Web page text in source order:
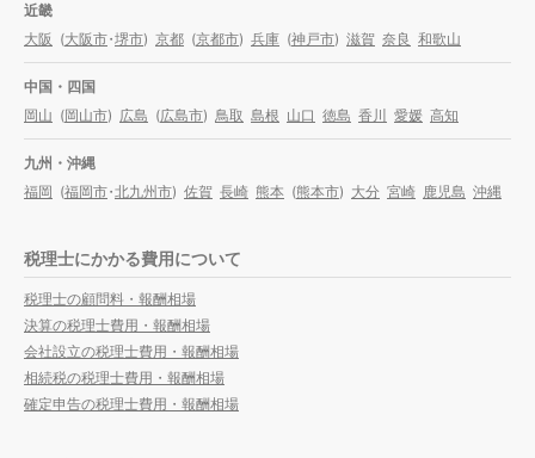
近畿
大阪 (大阪市・堺市) 京都 (京都市) 兵庫 (神戸市) 滋賀 奈良 和歌山
中国・四国
岡山 (岡山市) 広島 (広島市) 鳥取 島根 山口 徳島 香川 愛媛 高知
九州・沖縄
福岡 (福岡市・北九州市) 佐賀 長崎 熊本 (熊本市) 大分 宮崎 鹿児島 沖縄
税理士にかかる費用について
税理士の顧問料・報酬相場
決算の税理士費用・報酬相場
会社設立の税理士費用・報酬相場
相続税の税理士費用・報酬相場
確定申告の税理士費用・報酬相場